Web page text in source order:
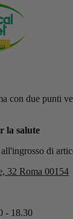
con due punti
la salute
di
32 Roma 00154
- 18.30